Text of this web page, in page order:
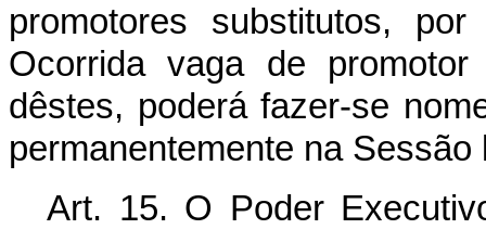
promotores substitutos,
Ocorrida vaga de
dêstes, poderá fazer-se
permanentemente na
Art. 15. O Poder